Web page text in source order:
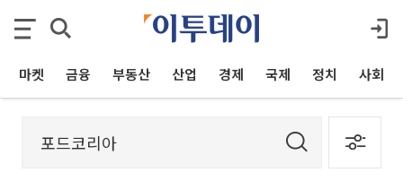
마켓 금융 부동산 산업 경제 국제 정치 사회